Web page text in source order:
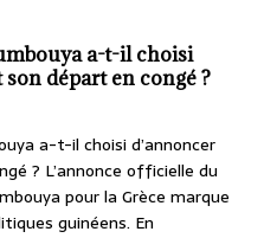
a-t-il choisi
départ en congé ?
a-t-il choisi d’annoncer
? L’annonce officielle du
pour la Grèce marque
guinéens. En